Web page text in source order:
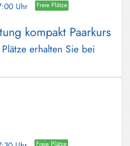
Uhr Freie Plätze
kompakt Paarkurs
erhalten Sie bei
Freie Plätze